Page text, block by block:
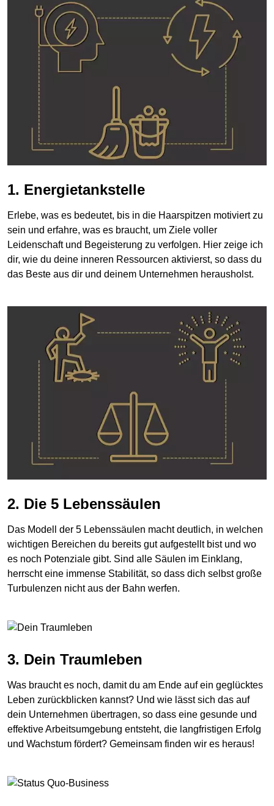
1. Energietankstelle
Erlebe, was es bedeutet, bis in die Haarspitzen motiviert zu
sein und erfahre, was es braucht, um Ziele voller
Leidenschaft und Begeisterung zu verfolgen. Hier zeige ich
dir, wie du deine inneren Ressourcen aktivierst, so dass du
das Beste aus dir und deinem Unternehmen herausholst.
2. Die 5 Lebenssäulen
Das Modell der 5 Lebenssäulen macht deutlich, in welchen
wichtigen Bereichen du bereits gut aufgestellt bist und wo
es noch Potenziale gibt. Sind alle Säulen im Einklang,
herrscht eine immense Stabilität, so dass dich selbst große
Turbulenzen nicht aus der Bahn werfen.
3. Dein Traumleben
Was braucht es noch, damit du am Ende auf ein geglücktes
Leben zurückblicken kannst? Und wie lässt sich das auf
dein Unternehmen übertragen, so dass eine gesunde und
effektive Arbeitsumgebung entsteht, die langfristigen Erfolg
und Wachstum fördert? Gemeinsam finden wir es heraus!